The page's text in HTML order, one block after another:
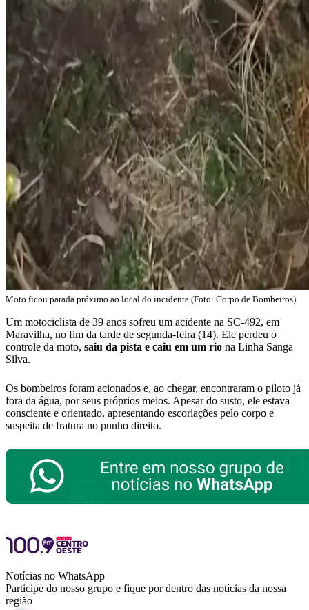
Moto ficou parada próximo ao local do incidente (Foto: Corpo de Bombeiros)
Um motociclista de 39 anos sofreu um acidente na SC-492, em
Maravilha, no fim da tarde de segunda-feira (14). Ele perdeu o
controle da moto, saiu da pista e caiu em um rio na Linha Sanga
Silva.
Os bombeiros foram acionados e, ao chegar, encontraram o piloto já
fora da água, por seus próprios meios. Apesar do susto, ele estava
consciente e orientado, apresentando escoriações pelo corpo e
suspeita de fratura no punho direito.
Notícias no WhatsApp
Participe do nosso grupo e fique por dentro das notícias da nossa
região